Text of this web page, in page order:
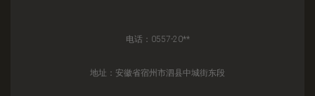
电话：0557-20**
地址：安徽省宿州市泗县中城街东段